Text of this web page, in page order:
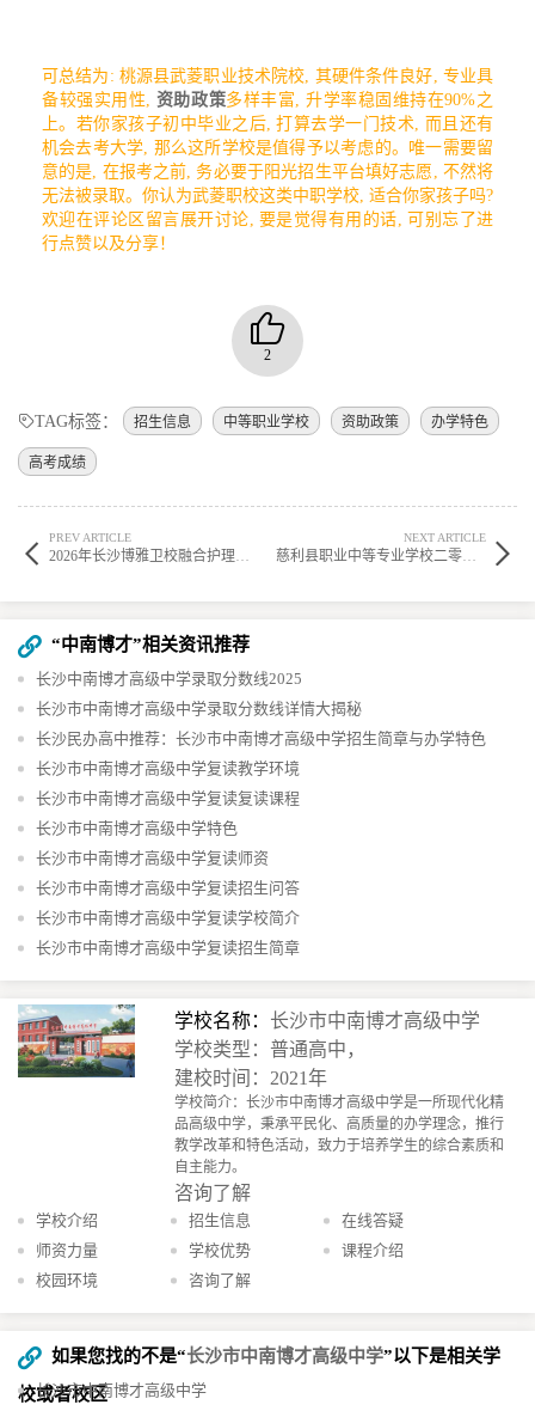
可总结为: 桃源县武菱职业技术院校, 其硬件条件良好, 专业具
备较强实用性, 资助政策多样丰富, 升学率稳固维持在90%之
上。若你家孩子初中毕业之后, 打算去学一门技术, 而且还有
机会去考大学, 那么这所学校是值得予以考虑的。唯一需要留
意的是, 在报考之前, 务必要于阳光招生平台填好志愿, 不然将
无法被录取。你认为武菱职校这类中职学校, 适合你家孩子吗?
欢迎在评论区留言展开讨论, 要是觉得有用的话, 可别忘了进
行点赞以及分享！
2
TAG标签： 招生信息 中等职业学校 资助政策 办学特色
高考成绩
PREV ARTICLE
2026年长沙博雅卫校融合护理与针灸推拿特色班招生启动
NEXT ARTICLE
慈利县职业中等专业学校二零二五年招生之简章详情
“中南博才”相关资讯推荐
长沙中南博才高级中学录取分数线2025
长沙市中南博才高级中学录取分数线详情大揭秘
长沙民办高中推荐：长沙市中南博才高级中学招生简章与办学特色
长沙市中南博才高级中学复读教学环境
长沙市中南博才高级中学复读复读课程
长沙市中南博才高级中学特色
长沙市中南博才高级中学复读师资
长沙市中南博才高级中学复读招生问答
长沙市中南博才高级中学复读学校简介
长沙市中南博才高级中学复读招生简章
学校名称： 长沙市中南博才高级中学
学校类型：普通高中，
建校时间：2021年
学校简介：长沙市中南博才高级中学是一所现代化精
品高级中学，秉承平民化、高质量的办学理念，推行
教学改革和特色活动，致力于培养学生的综合素质和
自主能力。
咨询了解
学校介绍 招生信息
在线答疑
师资力量
学校优势
课程介绍
校园环境
咨询了解
如果您找的不是“长沙市中南博才高级中学”以下是相关学
校或者校区
长沙市中南博才高级中学